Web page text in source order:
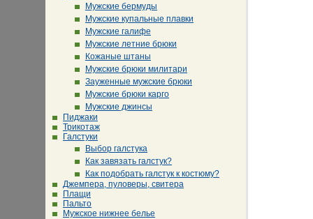
Мужские бермуды
Мужские купальные плавки
Мужские галифе
Мужские летние брюки
Кожаные штаны
Мужские брюки милитари
Зауженные мужские брюки
Мужские брюки карго
Мужские джинсы
Пиджаки
Трикотаж
Галстуки
Выбор галстука
Как завязать галстук?
Как подобрать галстук к костюму?
Джемпера, пуловеры, свитера
Плащи
Пальто
Мужское нижнее белье